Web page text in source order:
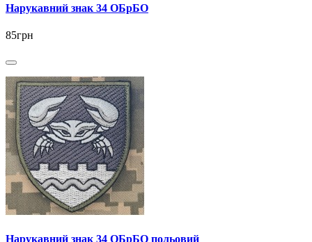
Нарукавний знак 34 ОБрБО
85грн
Нарукавний знак 34 ОБрБО польовий